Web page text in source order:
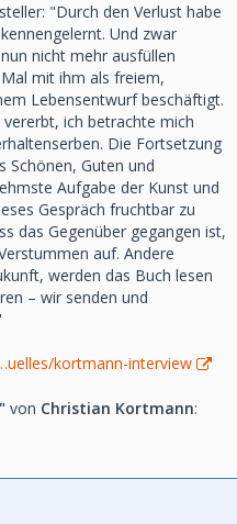
"Durch den Verlust habe
Und zwar
nicht mehr ausfüllen
mit ihm als freiem,
Lebensentwurf beschäftigt.
ich betrachte mich
Die Fortsetzung
Schönen, Guten und
Aufgabe der Kunst und
Gespräch fruchtbar zu
das Gegenüber gegangen ist,
auf. Andere
werden das Buch lesen
– wir senden und
kortmann-interview
von Christian Kortmann: